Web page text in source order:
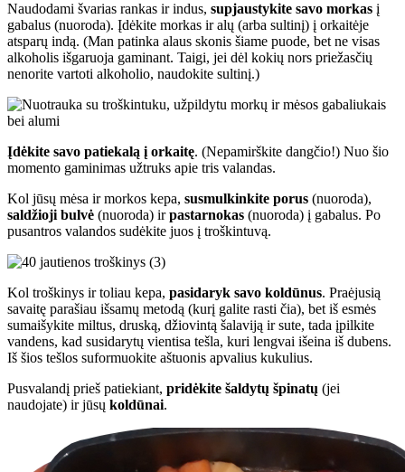
Naudodami švarias rankas ir indus, supjaustykite savo morkas į
gabalus (nuoroda). Įdėkite morkas ir alų (arba sultinį) į orkaitėje
atsparų indą. (Man patinka alaus skonis šiame puode, bet ne visas
alkoholis išgaruoja gaminant. Taigi, jei dėl kokių nors priežasčių
nenorite vartoti alkoholio, naudokite sultinį.)
Įdėkite savo patiekalą į orkaitę. (Nepamirškite dangčio!) Nuo šio
momento gaminimas užtruks apie tris valandas.
Kol jūsų mėsa ir morkos kepa, susmulkinkite porus (nuoroda),
saldžioji bulvė (nuoroda) irpastarnokas (nuoroda) į gabalus. Po
pusantros valandos sudėkite juos į troškintuvą.
Kol troškinys ir toliau kepa, pasidaryk savo koldūnus. Praėjusią
savaitę parašiau išsamų metodą (kurį galite rasti čia), bet iš esmės
sumaišykite miltus, druską, džiovintą šalaviją ir sute, tada įpilkite
vandens, kad susidarytų vientisa tešla, kuri lengvai išeina iš dubens.
Iš šios tešlos suformuokite aštuonis apvalius kukulius.
Pusvalandį prieš patiekiant, pridėkite šaldytų špinatų (jei
naudojate) ir jūsų koldūnai.